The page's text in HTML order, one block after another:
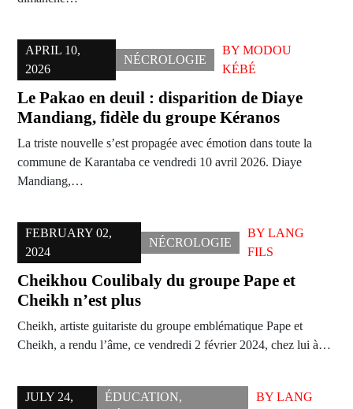
APRIL 10,
2026
NÉCROLOGIE
BYMODOU
KÉBÉ
Le Pakao en deuil : disparition de Diaye
Mandiang, fidèle du groupe Kéranos
La triste nouvelle s’est propagée avec émotion dans toute la
commune de Karantaba ce vendredi 10 avril 2026. Diaye
Mandiang,…
FEBRUARY 02,
2024
NÉCROLOGIE
BY LANG
FILS
Cheikhou Coulibaly du groupe Pape et
Cheikh n’est plus
Cheikh, artiste guitariste du groupe emblématique Pape et
Cheikh, a rendu l’âme, ce vendredi 2 février 2024, chez lui à…
JULY 24, ÉDUCATION, BYLANG